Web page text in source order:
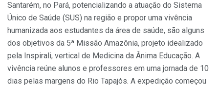
Santarém, no Pará, potencializando a atuação do Sistema
Único de Saúde (SUS) na região e propor uma vivência
humanizada aos estudantes da área de saúde, são alguns
dos objetivos da 5ª Missão Amazônia, projeto idealizado
pela Inspirali, vertical de Medicina da Ânima Educação. A
vivência reúne alunos e professores em uma jornada de 10
dias pelas margens do Rio Tapajós. A expedição começou